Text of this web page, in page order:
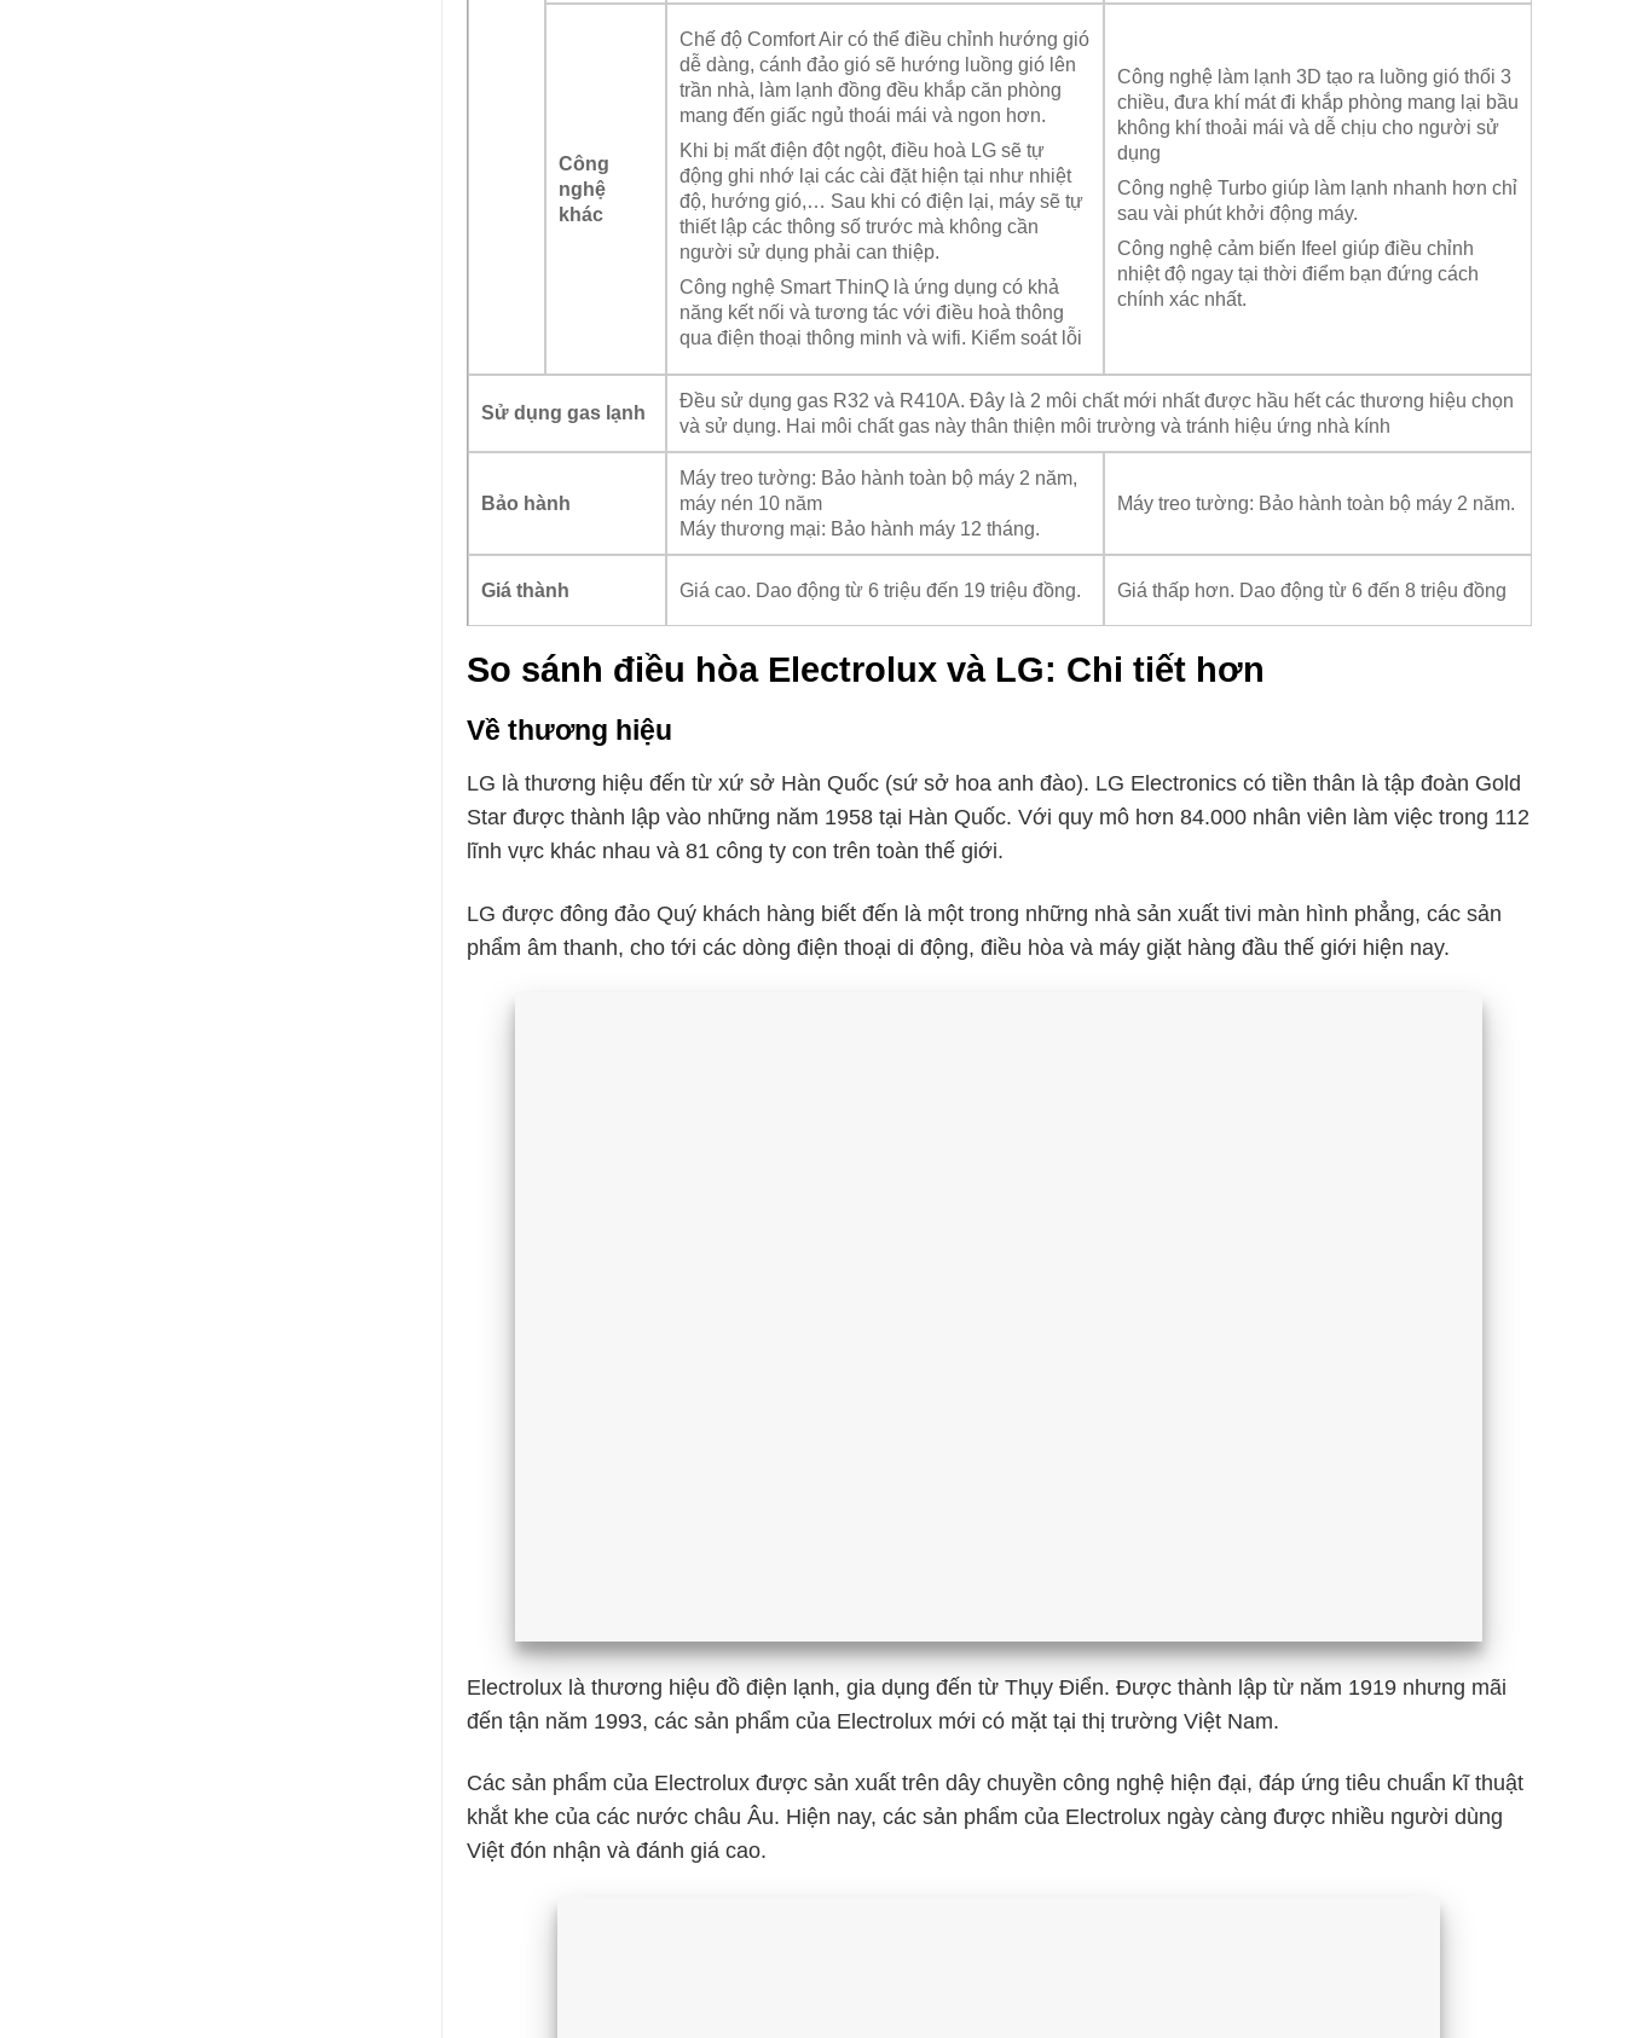
Công
nghệ
khác
Chế độ Comfort Air có thể điều chỉnh hướng gió
dễ dàng, cánh đảo gió sẽ hướng luồng gió lên
trần nhà, làm lạnh đồng đều khắp căn phòng
mang đến giấc ngủ thoái mái và ngon hơn.
Khi bị mất điện đột ngột, điều hoà LG sẽ tự
động ghi nhớ lại các cài đặt hiện tại như nhiệt
độ, hướng gió,… Sau khi có điện lại, máy sẽ tự
thiết lập các thông số trước mà không cần
người sử dụng phải can thiệp.
Công nghệ Smart ThinQ là ứng dụng có khả
năng kết nối và tương tác với điều hoà thông
qua điện thoại thông minh và wifi. Kiểm soát lỗi
Công nghệ làm lạnh 3D tạo ra luồng gió thổi 3
chiều, đưa khí mát đi khắp phòng mang lại bầu
không khí thoải mái và dễ chịu cho người sử
dụng
Công nghệ Turbo giúp làm lạnh nhanh hơn chỉ
sau vài phút khởi động máy.
Công nghệ cảm biến Ifeel giúp điều chỉnh
nhiệt độ ngay tại thời điểm bạn đứng cách
chính xác nhất.
Sử dụng gas lạnh
Đều sử dụng gas R32 và R410A. Đây là 2 môi chất mới nhất được hầu hết các thương hiệu chọn
và sử dụng. Hai môi chất gas này thân thiện môi trường và tránh hiệu ứng nhà kính
Bảo hành
Máy treo tường: Bảo hành toàn bộ máy 2 năm,
máy nén 10 năm
Máy thương mại: Bảo hành máy 12 tháng.
Máy treo tường: Bảo hành toàn bộ máy 2 năm.
Giá thành Giá cao. Dao động từ 6 triệu đến 19 triệu đồng. Giá thấp hơn. Dao động từ 6 đến 8 triệu đồng
So sánh điều hòa Electrolux và LG: Chi tiết hơn
Về thương hiệu
LG là thương hiệu đến từ xứ sở Hàn Quốc (sứ sở hoa anh đào). LG Electronics có tiền thân là tập đoàn Gold
Star được thành lập vào những năm 1958 tại Hàn Quốc. Với quy mô hơn 84.000 nhân viên làm việc trong 112
lĩnh vực khác nhau và 81 công ty con trên toàn thế giới.
LG được đông đảo Quý khách hàng biết đến là một trong những nhà sản xuất tivi màn hình phẳng, các sản
phẩm âm thanh, cho tới các dòng điện thoại di động, điều hòa và máy giặt hàng đầu thế giới hiện nay.
Electrolux là thương hiệu đồ điện lạnh, gia dụng đến từ Thụy Điển. Được thành lập từ năm 1919 nhưng mãi
đến tận năm 1993, các sản phẩm của Electrolux mới có mặt tại thị trường Việt Nam.
Các sản phẩm của Electrolux được sản xuất trên dây chuyền công nghệ hiện đại, đáp ứng tiêu chuẩn kĩ thuật
khắt khe của các nước châu Âu. Hiện nay, các sản phẩm của Electrolux ngày càng được nhiều người dùng
Việt đón nhận và đánh giá cao.